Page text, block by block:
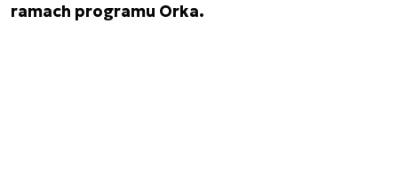
ramach programu Orka.